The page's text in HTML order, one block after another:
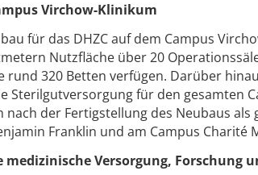
Virchow-Klinikum
für das DHZC auf dem Campus
Nutzfläche über 20
rund 320 Betten verfügen. Darüber
Sterilgutversorgung für den gesamten
nach der Fertigstellung des Neubaus
Franklin und am Campus
Versorgung, Forschung